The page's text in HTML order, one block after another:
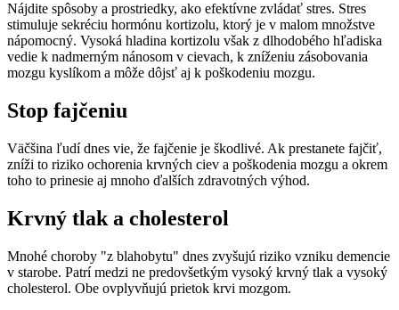
Nájdite spôsoby a prostriedky, ako efektívne zvládať stres. Stres
stimuluje sekréciu hormónu kortizolu, ktorý je v malom množstve
nápomocný. Vysoká hladina kortizolu však z dlhodobého hľadiska
vedie k nadmerným nánosom v cievach, k zníženiu zásobovania
mozgu kyslíkom a môže dôjsť aj k poškodeniu mozgu.
Stop fajčeniu
Väčšina ľudí dnes vie, že fajčenie je škodlivé. Ak prestanete fajčiť,
zníži to riziko ochorenia krvných ciev a poškodenia mozgu a okrem
toho to prinesie aj mnoho ďalších zdravotných výhod.
Krvný tlak a cholesterol
Mnohé choroby "z blahobytu" dnes zvyšujú riziko vzniku demencie
v starobe. Patrí medzi ne predovšetkým vysoký krvný tlak a vysoký
cholesterol. Obe ovplyvňujú prietok krvi mozgom.